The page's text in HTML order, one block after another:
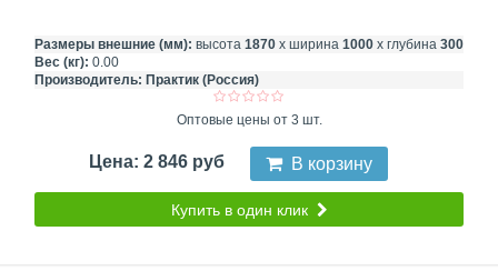
Размеры внешние (мм): высота 1870 х ширина 1000 х глубина 300
Вес (кг): 0.00
Производитель: Практик (Россия)
Оптовые цены от 3 шт.
Цена: 2 846 руб В корзину
Купить в один клик